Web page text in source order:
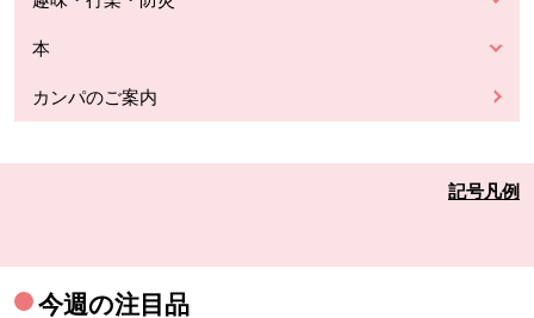
本
カンパのご案内
記号凡例
今週の注目品